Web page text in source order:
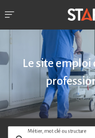
Le site
Métier, mot clé ou structure